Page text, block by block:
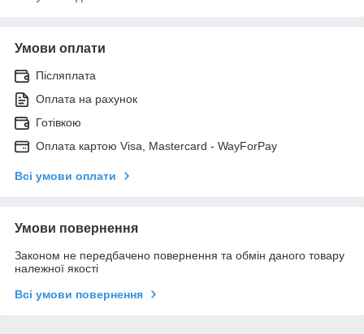
Умови оплати
Післяплата
Оплата на рахунок
Готівкою
Оплата картою Visa, Mastercard - WayForPay
Всі умови оплати
Умови повернення
Законом не передбачено повернення та обмін даного товару
належної якості
Всі умови повернення